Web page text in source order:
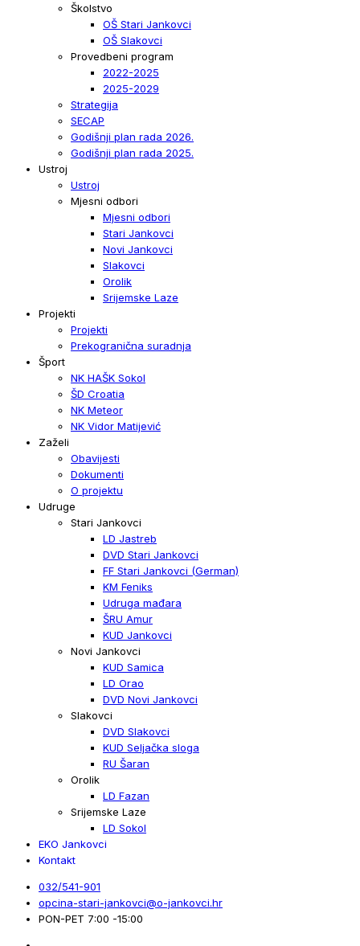
Školstvo
OŠ Stari Jankovci
OŠ Slakovci
Provedbeni program
2022-2025
2025-2029
Strategija
SECAP
Godišnji plan rada 2026.
Godišnji plan rada 2025.
Ustroj
Ustroj
Mjesni odbori
Mjesni odbori
Stari Jankovci
Novi Jankovci
Slakovci
Orolik
Srijemske Laze
Projekti
Projekti
Prekogranična suradnja
Šport
NK HAŠK Sokol
ŠD Croatia
NK Meteor
NK Vidor Matijević
Zaželi
Obavijesti
Dokumenti
O projektu
Udruge
Stari Jankovci
LD Jastreb
DVD Stari Jankovci
FF Stari Jankovci (German)
KM Feniks
Udruga mađara
ŠRU Amur
KUD Jankovci
Novi Jankovci
KUD Samica
LD Orao
DVD Novi Jankovci
Slakovci
DVD Slakovci
KUD Seljačka sloga
RU Šaran
Orolik
LD Fazan
Srijemske Laze
LD Sokol
EKO Jankovci
Kontakt
032/541-901
opcina-stari-jankovci@o-jankovci.hr
PON-PET 7:00 -15:00